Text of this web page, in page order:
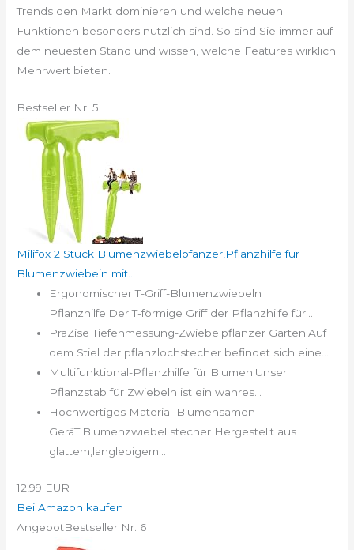
Trends den Markt dominieren und welche neuen
Funktionen besonders nützlich sind. So sind Sie immer auf
dem neuesten Stand und wissen, welche Features wirklich
Mehrwert bieten.
Bestseller Nr. 5
Milifox 2 Stück Blumenzwiebelpfanzer,Pflanzhilfe für
Blumenzwiebein mit...
Ergonomischer T-Griff-Blumenzwiebeln
Pflanzhilfe:Der T-förmige Griff der Pflanzhilfe für...
PräZise Tiefenmessung-Zwiebelpflanzer Garten:Auf
dem Stiel der pflanzlochstecher befindet sich eine...
Multifunktional-Pflanzhilfe für Blumen:Unser
Pflanzstab für Zwiebeln ist ein wahres...
Hochwertiges Material-Blumensamen
GeräT:Blumenzwiebel stecher Hergestellt aus
glattem,langlebigem...
12,99 EUR
Bei Amazon kaufen
AngebotBestseller Nr. 6